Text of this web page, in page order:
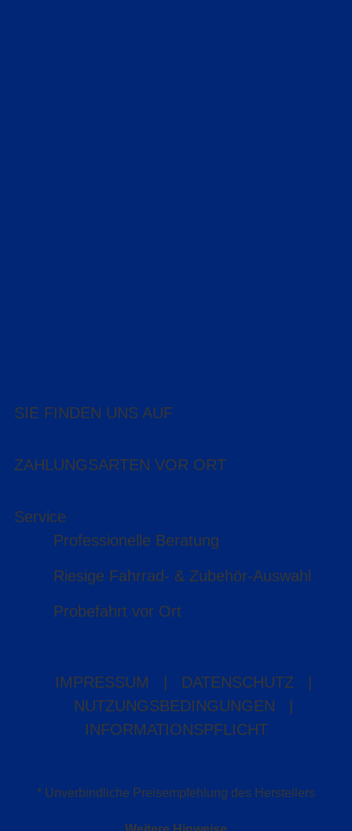
SIE FINDEN UNS AUF
ZAHLUNGSARTEN VOR ORT
Service
Professionelle Beratung
Riesige Fahrrad- & Zubehör-Auswahl
Probefahrt vor Ort
IMPRESSUM DATENSCHUTZ
NUTZUNGSBEDINGUNGEN
INFORMATIONSPFLICHT
* Unverbindliche Preisempfehlung des Herstellers